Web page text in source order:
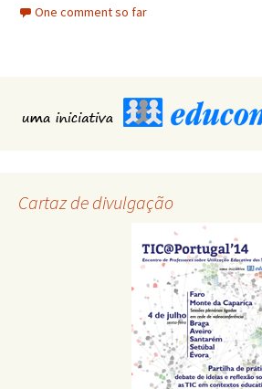
One comment so far
Cartaz de divulgação